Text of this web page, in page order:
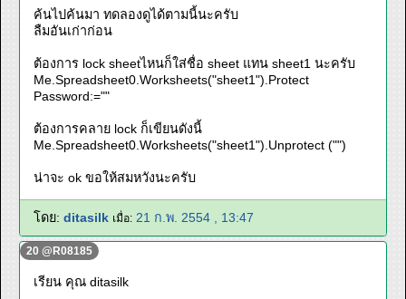
ค้นไปค้นมา ทดลองดูได้ตามนี้นะครับ
ลืมอันเก่าก่อน
ต้องการ lock sheetไหนก็ใส่ชื่อ sheet แทน sheet1 นะครับ
Me.Spreadsheet0.Worksheets("sheet1").Protect
Password:=""
ต้องการคลาย lock ก็เขียนดังนี้
Me.Spreadsheet0.Worksheets("sheet1").Unprotect ("")
น่าจะ ok ขอให้สมหวังนะครับ
โดย: ditasilk เมื่อ: 21 ก.พ. 2554 , 13:47
20 @R08185
เรียน คุณ ditasilk